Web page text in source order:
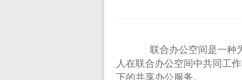
联合办公空间是一种为
人在联合办公空间中共同工
下的共享办公服务。